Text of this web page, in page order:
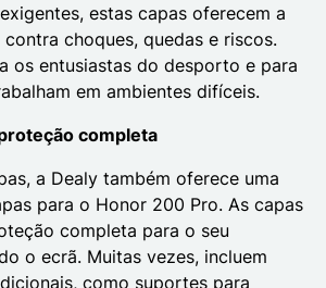
estas capas oferecem a
choques, quedas e riscos.
os entusiastas do desporto e para
em ambientes difíceis.
completa
a Dealy também oferece uma
para o Honor 200 Pro. As capas
completa para o seu
o ecrã. Muitas vezes, incluem
como suportes para